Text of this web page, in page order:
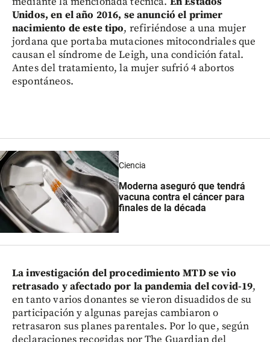
Unidos, en el año 2016, se anunció el primer
nacimiento de este tipo, refiriéndose a una mujer
jordana que portaba mutaciones mitocondriales que
causan el síndrome de Leigh, una condición fatal.
Antes del tratamiento, la mujer sufrió 4 abortos
espontáneos.
Ciencia
Moderna aseguró que tendrá
vacuna contra el cáncer para
finales de la década
La investigación del procedimiento MTD se vio
retrasado y afectado por la pandemia del covid-19,
en tanto varios donantes se vieron disuadidos de su
participación y algunas parejas cambiaron o
retrasaron sus planes parentales. Por lo que, según
declaraciones recogidas por The Guardian del